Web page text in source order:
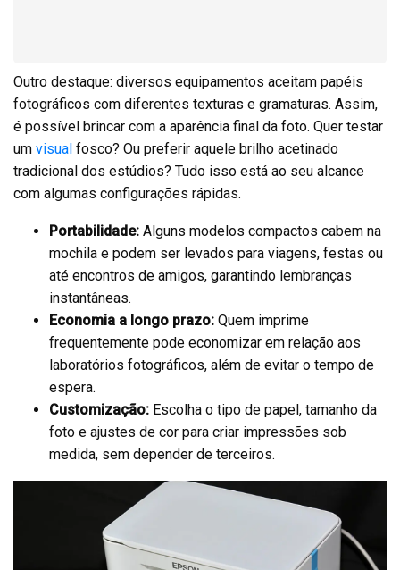
Outro destaque: diversos equipamentos aceitam papéis
fotográficos com diferentes texturas e gramaturas. Assim,
é possível brincar com a aparência final da foto. Quer testar
um visual fosco? Ou preferir aquele brilho acetinado
tradicional dos estúdios? Tudo isso está ao seu alcance
com algumas configurações rápidas.
Portabilidade: Alguns modelos compactos cabem na
mochila e podem ser levados para viagens, festas ou
até encontros de amigos, garantindo lembranças
instantâneas.
Economia a longo prazo: Quem imprime
frequentemente pode economizar em relação aos
laboratórios fotográficos, além de evitar o tempo de
espera.
Customização: Escolha o tipo de papel, tamanho da
foto e ajustes de cor para criar impressões sob
medida, sem depender de terceiros.